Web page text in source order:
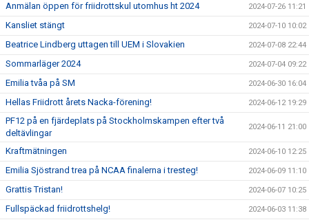
Anmälan öppen för friidrottskul utomhus ht 2024 2024-07-26 11:21
Kansliet stängt 2024-07-10 10:02
Beatrice Lindberg uttagen till UEM i Slovakien 2024-07-08 22:44
Sommarläger 2024 2024-07-04 09:22
Emilia tvåa på SM 2024-06-30 16:04
Hellas Friidrott årets Nacka-förening! 2024-06-12 19:29
PF12 på en fjärdeplats på Stockholmskampen efter två
deltävlingar
2024-06-11 21:00
Kraftmätningen 2024-06-10 12:25
Emilia Sjöstrand trea på NCAA finalerna i tresteg! 2024-06-09 11:10
Grattis Tristan! 2024-06-07 10:25
Fullspäckad friidrottshelg! 2024-06-03 11:38